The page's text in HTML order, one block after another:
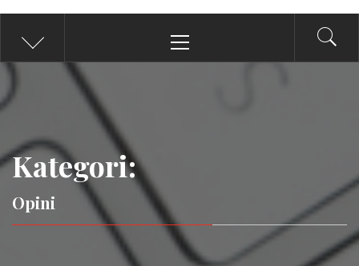
DPD LDII MAGELANG
Profesional Religius
Menu
Kategori:
Opini